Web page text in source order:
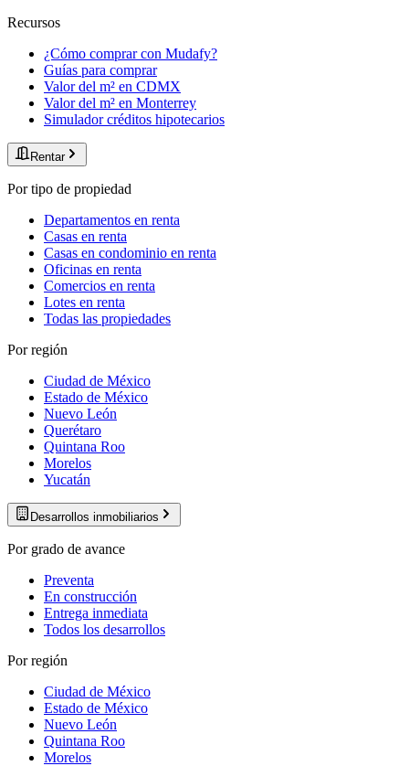
Recursos
¿Cómo comprar con Mudafy?
Guías para comprar
Valor del m² en CDMX
Valor del m² en Monterrey
Simulador créditos hipotecarios
Rentar
Por tipo de propiedad
Departamentos en renta
Casas en renta
Casas en condominio en renta
Oficinas en renta
Comercios en renta
Lotes en renta
Todas las propiedades
Por región
Ciudad de México
Estado de México
Nuevo León
Querétaro
Quintana Roo
Morelos
Yucatán
Desarrollos inmobiliarios
Por grado de avance
Preventa
En construcción
Entrega inmediata
Todos los desarrollos
Por región
Ciudad de México
Estado de México
Nuevo León
Quintana Roo
Morelos